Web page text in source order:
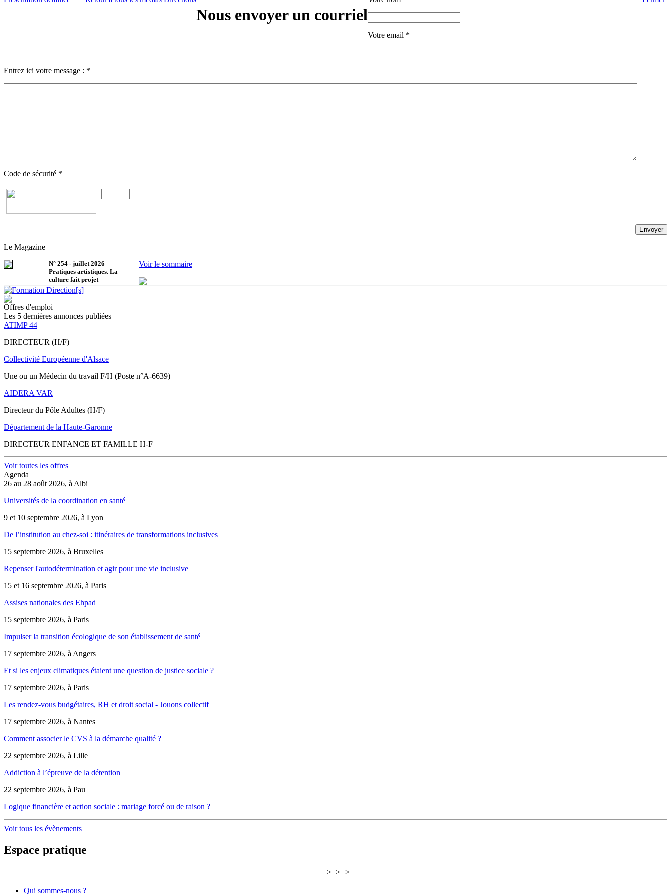
Nous envoyer un courriel
Votre email *
Entrez ici votre message : *
Code de sécurité *
Le Magazine
N° 254 - juillet 2026
Pratiques artistiques. La
culture fait projet
Voir le sommaire
Offres d'emploi
Les 5 dernières annonces publiées
ATIMP 44
DIRECTEUR (H/F)
Collectivité Européenne d'Alsace
Une ou un Médecin du travail F/H (Poste n°A-6639)
AIDERA VAR
Directeur du Pôle Adultes (H/F)
Département de la Haute-Garonne
DIRECTEUR ENFANCE ET FAMILLE H-F
Voir toutes les offres
Agenda
26 au 28 août 2026, à Albi
Universités de la coordination en santé
9 et 10 septembre 2026, à Lyon
De l’institution au chez-soi : itinéraires de transformations inclusives
15 septembre 2026, à Bruxelles
Repenser l'autodétermination et agir pour une vie inclusive
15 et 16 septembre 2026, à Paris
Assises nationales des Ehpad
15 septembre 2026, à Paris
Impulser la transition écologique de son établissement de santé
17 septembre 2026, à Angers
Et si les enjeux climatiques étaient une question de justice sociale ?
17 septembre 2026, à Paris
Les rendez-vous budgétaires, RH et droit social - Jouons collectif
17 septembre 2026, à Nantes
Comment associer le CVS à la démarche qualité ?
22 septembre 2026, à Lille
Addiction à l’épreuve de la détention
22 septembre 2026, à Pau
Logique financière et action sociale : mariage forcé ou de raison ?
Voir tous les évènements
Espace pratique
> > >
Qui sommes-nous ?